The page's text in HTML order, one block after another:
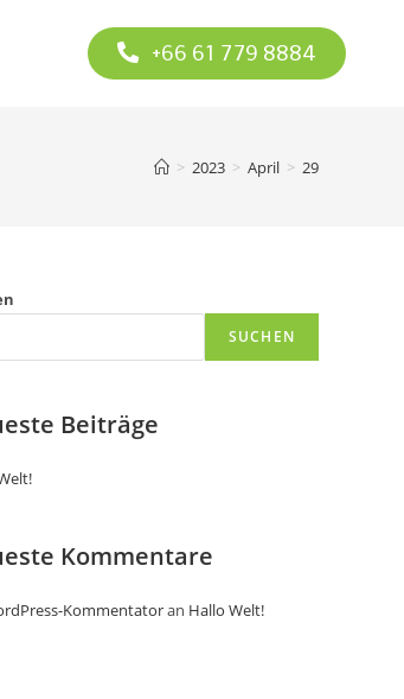
+66 61 779 8884
> 2023 > April > 29
SUCHEN
Beiträge
Kommentare
Kommentatoran Hallo Welt!